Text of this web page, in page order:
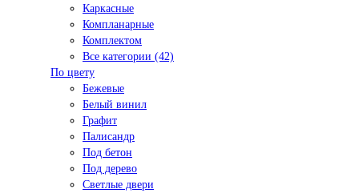
Каркасные
Компланарные
Комплектом
Все категории (42)
По цвету
Бежевые
Белый винил
Графит
Палисандр
Под бетон
Под дерево
Светлые двери